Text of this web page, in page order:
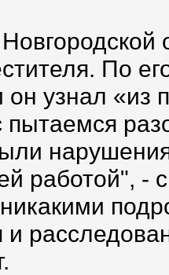
По
узнал «из
работой", -
и